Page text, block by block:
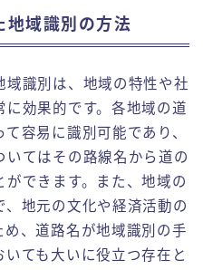
地域識別の方法
識別は、地域の特性や社
効果的です。各地域の道
容易に識別可能であり、
てはその路線名から道の
できます。また、地域の
地元の文化や経済活動の
、道路名が地域識別の手
ても大いに役立つ存在と